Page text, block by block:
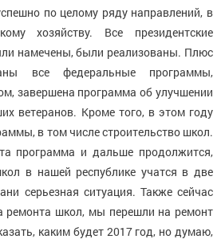
по целому ряду направлений, в
хозяйству. Все президентские
намечены, были реализованы. Плюс
все федеральные программы,
завершена программа об улучшении
ветеранов. Кроме того, в этом году
в том числе строительство школ.
программа и дальше продолжится,
в нашей республике учатся в две
серьезная ситуация. Также сейчас
ремонта школ, мы перешли на ремонт
каким будет 2017 год, но думаю,